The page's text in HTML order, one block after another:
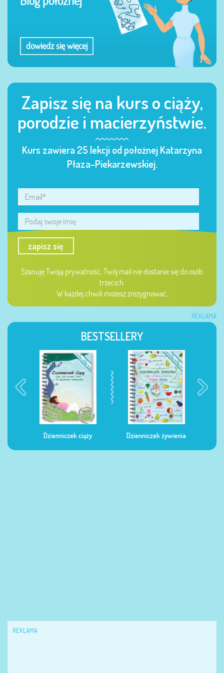
dowiedz się więcej
Zapisz się na kurs o ciąży,
porodzie i macierzyństwie.
Kurs zawiera 25 lekcji od położnej Katarzyna
Płaza-Piekarzewskiej.
zapisz się
Szanuję Twoją prywatność, Twój mail nie dostanie się do osób
trzecich.
W każdej chwili możesz zrezygnować.
REKLAMA
BESTSELLERY
Dzienniczek ciąży Dzienniczek żywienia
REKLAMA